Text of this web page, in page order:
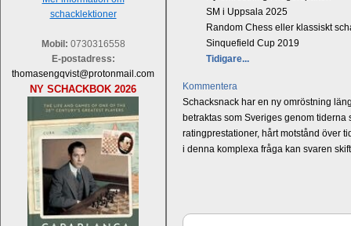
schacklektioner
Mobil: 0730316558
E-postadress:
thomasengqvist@protonmail.com
NY SCHACKBOK 2026
SM i Uppsala 2025
Random Chess eller klassiskt
Sinquefield Cup 2019
Tidigare...
Kommentera
Schacksnack har en ny omröstning
betraktas som Sveriges genom
ratingprestationer, hårt motstånd över
i denna komplexa fråga kan svaren